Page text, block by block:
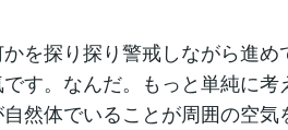
を探り探り警戒しながら進
す。なんだ。もっと単純に
然体でいることが周囲の空